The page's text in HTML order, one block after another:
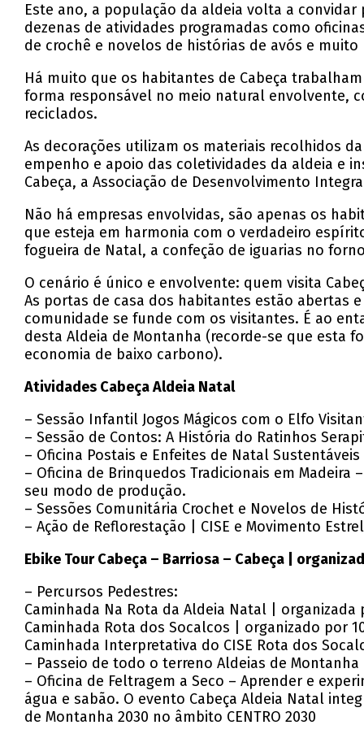
Este ano, a população da aldeia volta a
dezenas de atividades programadas como
de crochê e novelos de histórias de avós e
Há muito que os habitantes de Cabeça
forma responsável no meio natural envolvente,
reciclados.
As decorações utilizam os materiais recolhidos
empenho e apoio das coletividades da aldeia e
Cabeça, a Associação de Desenvolvimento
Não há empresas envolvidas, são apenas os
que esteja em harmonia com o verdadeiro
fogueira de Natal, a confeção de iguarias no
O cenário é único e envolvente: quem visita
As portas de casa dos habitantes estão abertas
comunidade se funde com os visitantes. É ao
desta Aldeia de Montanha (recorde-se que esta
economia de baixo carbono).
Atividades Cabeça Aldeia Natal
– Sessão Infantil Jogos Mágicos com o Elfo
– Sessão de Contos: A História do Ratinhos
– Oficina Postais e Enfeites de Natal Sustentáveis
– Oficina de Brinquedos Tradicionais em
seu modo de produção.
– Sessões Comunitária Crochet e Novelos de
– Ação de Reflorestação | CISE e Movimento
Ebike Tour Cabeça – Barriosa – Cabeça |
– Percursos Pedestres:
Caminhada Na Rota da Aldeia Natal | organizada
Caminhada Rota dos Socalcos | organizado por
Caminhada Interpretativa do CISE Rota dos
– Passeio de todo o terreno Aldeias de
– Oficina de Feltragem a Seco – Aprender e
água e sabão. O evento Cabeça Aldeia Natal
de Montanha 2030 no âmbito CENTRO 2030